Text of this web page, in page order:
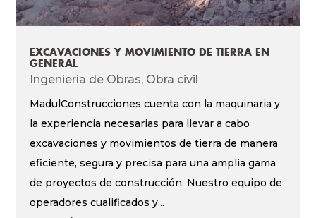
EXCAVACIONES Y MOVIMIENTO DE TIERRA EN
GENERAL
Ingeniería de Obras, Obra civil
MadulConstrucciones cuenta con la maquinaria y
la experiencia necesarias para llevar a cabo
excavaciones y movimientos de tierra de manera
eficiente, segura y precisa para una amplia gama
de proyectos de construcción. Nuestro equipo de
operadores cualificados y...